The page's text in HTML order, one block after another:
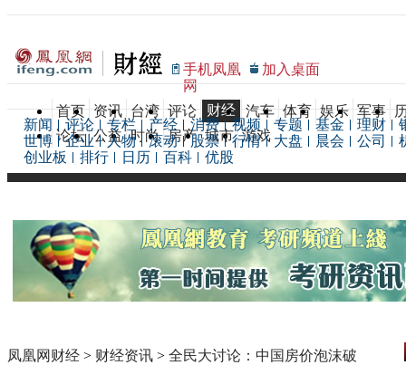
手机凤凰
网
加入桌面
首页 资讯 台湾 评论 财经 汽车 体育 娱乐 军事
论坛 公益 时尚 房产 城市 游戏
新闻 评论 专栏 产经 消费 视频 专题 基金 理财
世博
企业 人物 滚动 股票 行情 大盘 晨会 公司
创业板
排行 日历 百科 优股
凤凰网财经 > 财经资讯 > 全民大讨论：中国房价泡沫破